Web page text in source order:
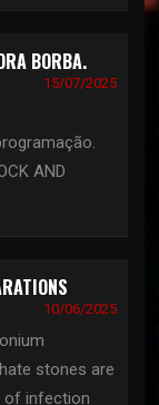
BORBA.
15/07/2025
AND
10/06/2025
stones are
of infection